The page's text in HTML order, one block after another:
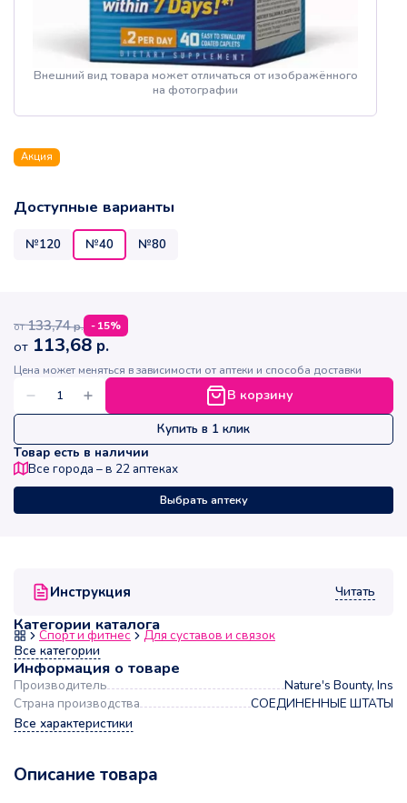
Внешний вид товара может отличаться от изображённого
на фотографии
Акция
Доступные варианты
№120 №40 №80
Инструкция Читать
Категории каталога
Спорт и фитнес
Для суставов и связок
Все категории
Информация о товаре
Производитель
Nature's Bounty, Ins
Страна производства
СОЕДИНЕННЫЕ ШТАТЫ
Все характеристики
Описание товара
от 133,74р. -15%
от 113,68 р.
Цена может меняться в зависимости от аптеки и способа доставки
В корзину
Купить в 1 клик
Товар есть в наличии
Все города – в 22 аптеках
Выбрать аптеку